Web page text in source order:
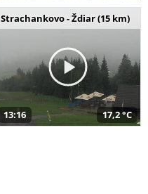
Strachankovo - Ždiar (15 km)
13:16 17,2 °C